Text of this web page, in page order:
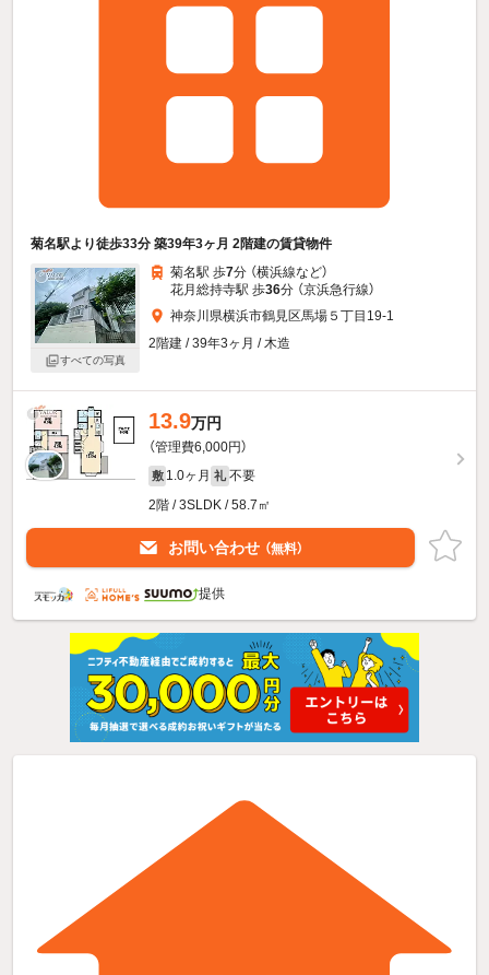
菊名駅より徒歩33分 築39年3ヶ月 2階建の賃貸物件
すべての写真
菊名駅 歩7分 （横浜線など）
花月総持寺駅 歩36分 （京浜急行線）
神奈川県横浜市鶴見区馬場５丁目19-1
2階建 / 39年3ヶ月 / 木造
13.9万円
（管理費6,000円）
敷 1.0ヶ月 礼 不要
2階 / 3SLDK / 58.7㎡
お問い合わせ （無料）
提供